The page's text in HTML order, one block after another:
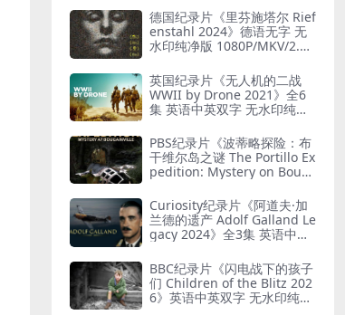
勒共存
德国纪录片《里芬施塔尔 Rief
enstahl 2024》德语无字 无
水印纯净版 1080P/MKV/2.12
英国纪录片《无人机的二战
WWII by Drone 2021》全6
集 英语中英双字 无水印纯净
人机
PBS纪录片《波蒂略探险：布
干维尔岛之谜 The Portillo Ex
pedition: Mystery on Boug
中英双字 无水印纯净版 1080
P/MKV/5.18G 山本五十六死
因
Curiosity纪录片《阿道夫·加
兰德的遗产 Adolf Galland Le
gacy 2024》全3集 英语中英
KV/5.14G 王牌飞行员
BBC纪录片《闪电战下的孩子
们 Children of the Blitz 202
6》英语中英双字 无水印纯净